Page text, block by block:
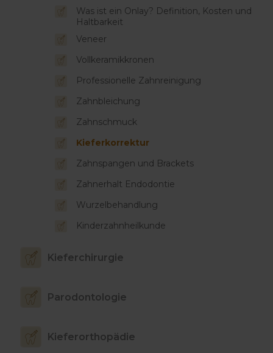
Was ist ein Onlay? Definition, Kosten und
Haltbarkeit
Veneer
Vollkeramikkronen
Professionelle Zahnreinigung
Zahnbleichung
Zahnschmuck
Kieferkorrektur
Zahnspangen und Brackets
Zahnerhalt Endodontie
Wurzelbehandlung
Kinderzahnheilkunde
Kieferchirurgie
Parodontologie
Kieferorthopädie